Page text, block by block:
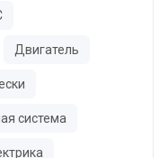
Двигатель
система